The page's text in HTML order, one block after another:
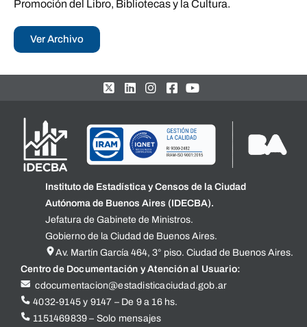
Promoción del Libro, Bibliotecas y la Cultura.
Ver Archivo
Instituto de Estadística y Censos de la Ciudad
Autónoma de Buenos Aires (IDECBA).
Jefatura de Gabinete de Ministros.
Gobierno de la Ciudad de Buenos Aires.
Av. Martín García 464, 3° piso. Ciudad de Buenos Aires.
Centro de Documentación y Atención al Usuario:
cdocumentacion@estadisticaciudad.gob.ar
4032-9145 y 9147 – De 9 a 16 hs.
1151469839 – Solo mensajes